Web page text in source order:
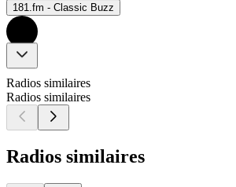
181.fm - Classic Buzz
Radios similaires
Radios similaires
Radios similaires